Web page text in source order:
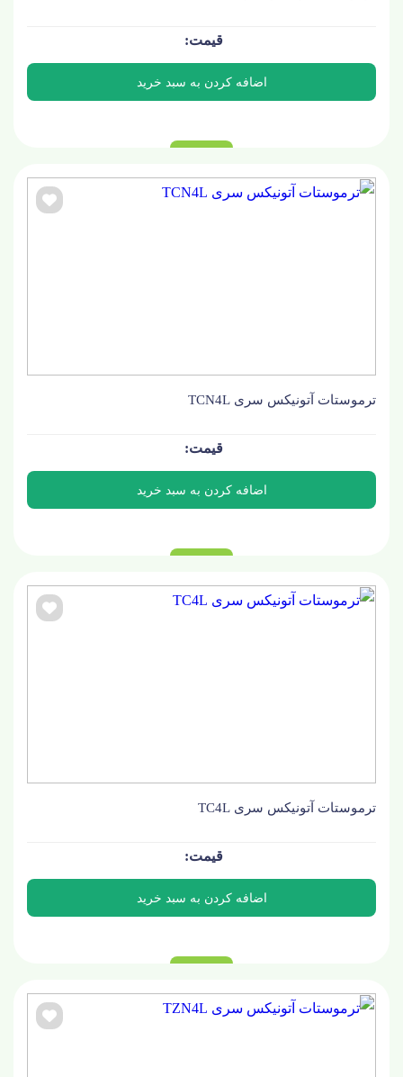
ترموستات آتونیکس سری TCN4L
ترموستات آتونیکس سری TC4L